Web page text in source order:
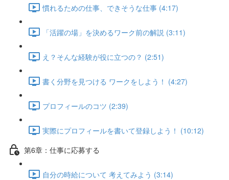
慣れるための仕事、できそうな仕事 (4:17)
「活躍の場」を決めるワーク前の解説 (3:11)
え？そんな経験が役に立つの？ (2:51)
書く分野を見つける ワークをしよう！ (4:27)
プロフィールのコツ (2:39)
実際にプロフィールを書いて登録しよう！ (10:12)
第6章：仕事に応募する
自分の時給について 考えてみよう (3:14)